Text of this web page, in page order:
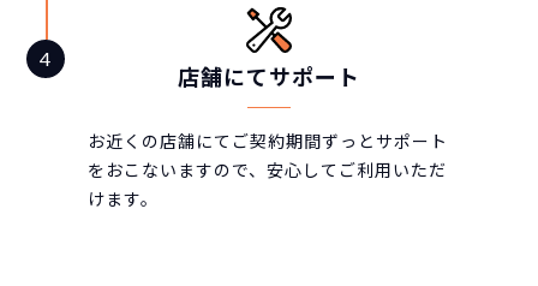
店舗にてサポート
お近くの店舗にてご契約期間ずっとサポート
をおこないますので、安心してご利用いただ
けます。